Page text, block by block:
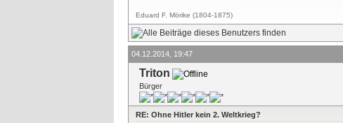
Eduard F. Mörike (1804-1875)
04.12.2014, 19:47
Triton
Bürger
RE: Ohne Hitler kein 2. Weltkrieg?